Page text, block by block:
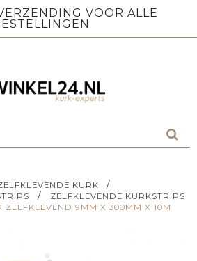
VOOR ALLE
KURK /
/
ZELFKLEVENDE KURKSTRIPS
ZELFKLEVEND 9MM X 300MM X 10M